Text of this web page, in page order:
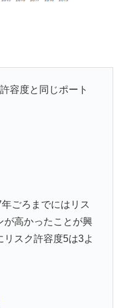
容度と同じポート
ごろまでにはリス
が高かったことが興
スク許容度5は3よ